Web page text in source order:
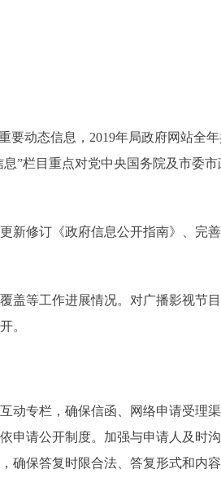
动态信息，2019年局政府网站全年
”栏目重点对党中央国务院及市委
修订《政府信息公开指南》、完善
等工作进展情况。对广播影视节
。
专栏，确保信函、网络申请受理
申请公开制度。加强与申请人及时
确保答复时限合法、答复形式和内